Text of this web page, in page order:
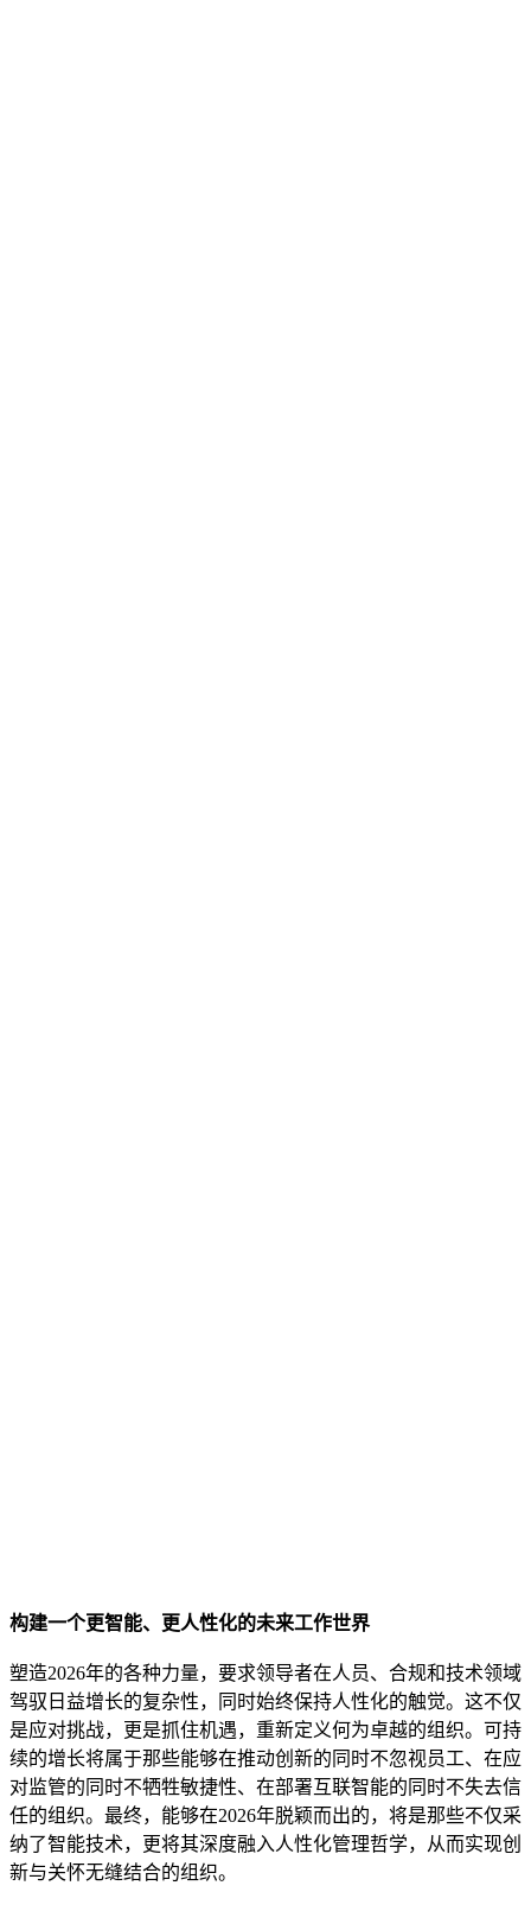
构建一个更智能、更人性化的未来工作世界
塑造2026年的各种力量，要求领导者在人员、合规和技术领域
驾驭日益增长的复杂性，同时始终保持人性化的触觉。这不仅
是应对挑战，更是抓住机遇，重新定义何为卓越的组织。可持
续的增长将属于那些能够在推动创新的同时不忽视员工、在应
对监管的同时不牺牲敏捷性、在部署互联智能的同时不失去信
任的组织。最终，能够在2026年脱颖而出的，将是那些不仅采
纳了智能技术，更将其深度融入人性化管理哲学，从而实现创
新与关怀无缝结合的组织。